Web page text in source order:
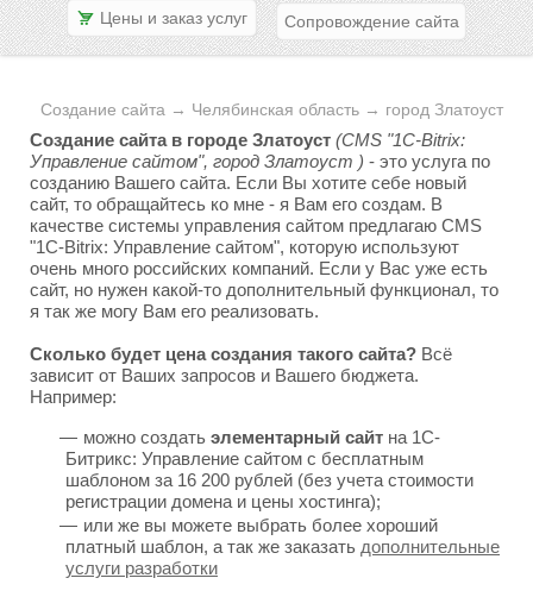
Цены и заказ услуг Сопровождение сайта
Создание сайта → Челябинская область → город Златоуст
Создание сайта в городе Златоуст (CMS "1C-Bitrix:
Управление сайтом", город Златоуст ) - это услуга по
созданию Вашего сайта. Если Вы хотите себе новый
сайт, то обращайтесь ко мне - я Вам его создам. В
качестве системы управления сайтом предлагаю CMS
"1C-Bitrix: Управление сайтом", которую используют
очень много российских компаний. Если у Вас уже есть
сайт, но нужен какой-то дополнительный функционал, то
я так же могу Вам его реализовать.
Сколько будет цена создания такого сайта? Всё
зависит от Ваших запросов и Вашего бюджета.
Например:
можно создать элементарный сайт на 1С-
Битрикс: Управление сайтом с бесплатным
шаблоном за 16 200 рублей (без учета стоимости
регистрации домена и цены хостинга);
или же вы можете выбрать более хороший
платный шаблон, а так же заказать дополнительные
услуги разработки